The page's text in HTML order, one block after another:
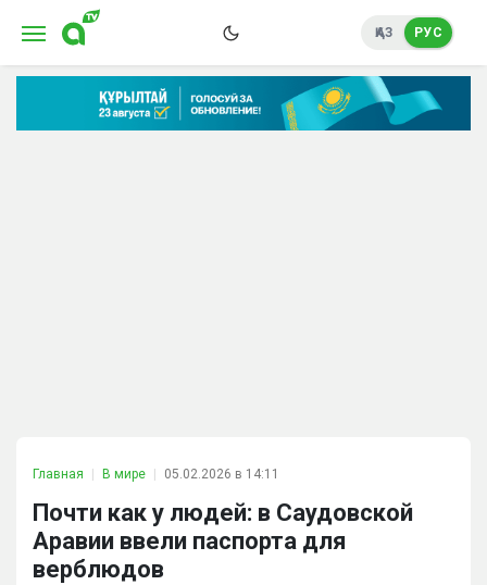
ҚАЗ РУС
Главная В мире 05.02.2026 в 14:11
Почти как у людей: в Саудовской
Аравии ввели паспорта для
верблюдов